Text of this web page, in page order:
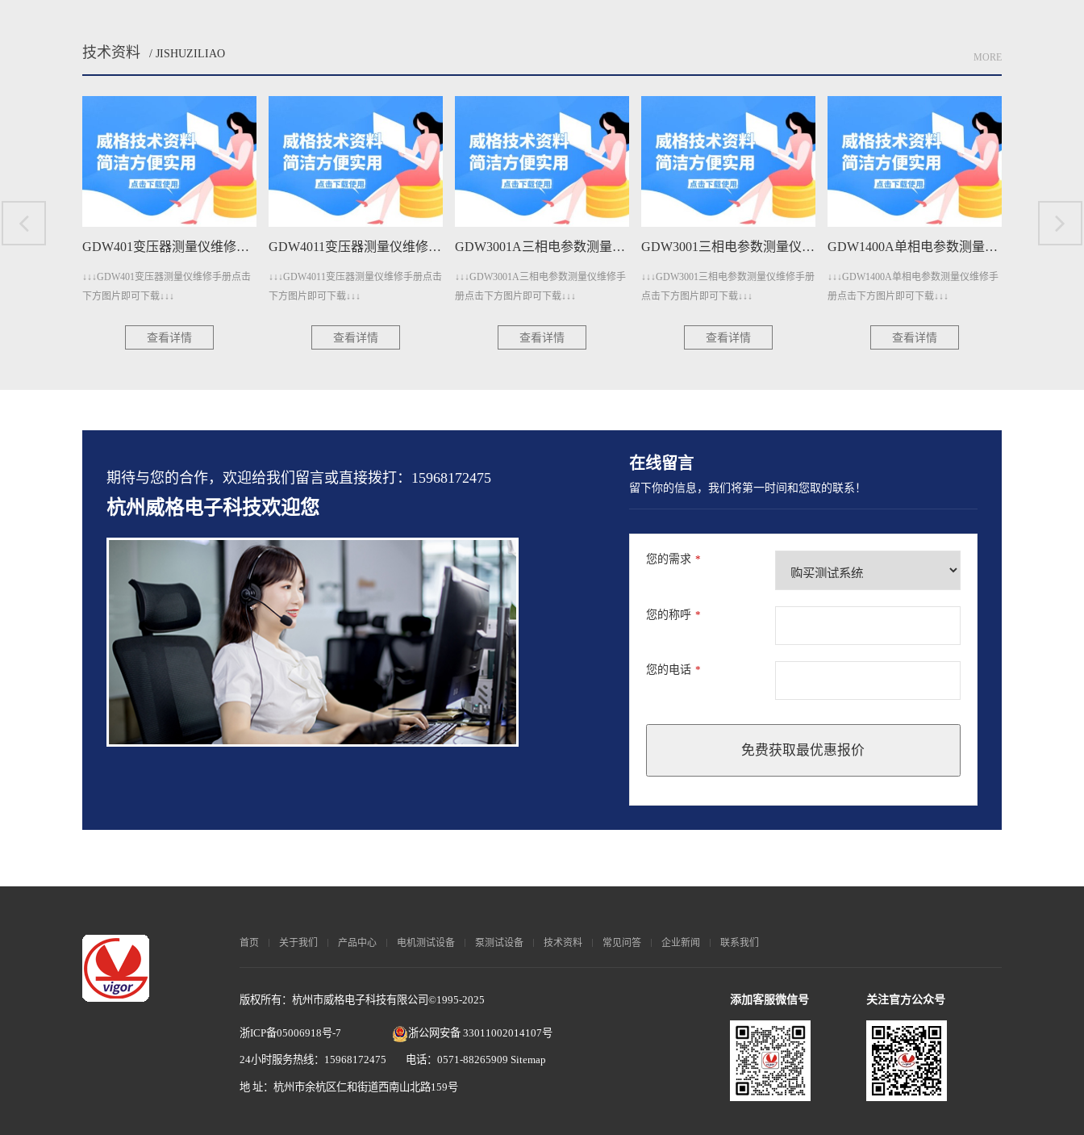
技术资料 / JISHUZILIAO MORE
GDW4011变压器测量仪维修手册下载
↓↓↓GDW4011变压器测量仪维修手册点击
下方图片即可下载↓↓↓
查看详情
GDW3001A三相电参数测量仪维修手册下载
↓↓↓GDW3001A三相电参数测量仪维修手
册点击下方图片即可下载↓↓↓
查看详情
GDW3001三相电参数测量仪维修手册下载
↓↓↓GDW3001三相电参数测量仪维修手册
点击下方图片即可下载↓↓↓
查看详情
GDW1400A单相电参数测量仪维修手册下载
↓↓↓GDW1400A单相电参数测量仪维修手
册点击下方图片即可下载↓↓↓
查看详情
GDW1400单相电参数测量仪维修手册下载
↓↓↓GDW1400单相电参数测量仪维修手册
点击下方图片即可下载↓↓↓
查看详情
期待与您的合作，欢迎给我们留言或直接拨打：15968172475
杭州威格电子科技欢迎您
在线留言
留下你的信息，我们将第一时间和您取的联系！
您的需求 *
您的称呼 *
您的电话 *
免费获取最优惠报价
should
首页 关于我们 产品中心 电机测试设备 泵测试设备 技术资料 常见问答 企业新闻 联系我们
版权所有：杭州市威格电子科技有限公司©1995-2025 添加客服微信号 关注官方公众号
浙ICP备05006918号-7 浙公网安备 33011002014107号
24小时服务热线：15968172475 电话：0571-88265909 Sitemap
地 址：杭州市余杭区仁和街道西南山北路159号